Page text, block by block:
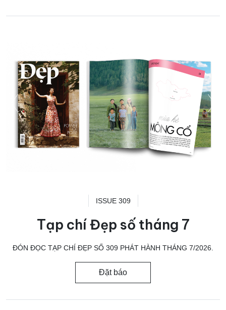
ISSUE 309
Tạp chí Đẹp số tháng 7
ĐÓN ĐỌC TẠP CHÍ ĐẸP SỐ 309 PHÁT HÀNH THÁNG 7/2026.
Đặt báo